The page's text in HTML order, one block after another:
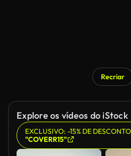
Gerado por IA
Recriar
Explore os vídeos do iStock
EXCLUSIVO: -15% DE
"COVERR15"